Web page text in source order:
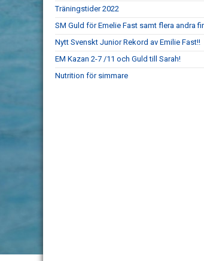
Träningstider 2022
SM Guld för Emelie Fast samt flera andra
Nytt Svenskt Junior Rekord av Emilie Fast!!
EM Kazan 2-7 /11 och Guld till Sarah!
Nutrition för simmare